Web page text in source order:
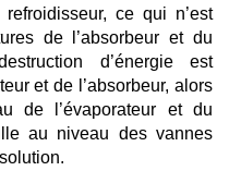
ce qui n’est
de l’absorbeur et du
d’énergie est
et de l’absorbeur, alors
de l’évaporateur et du
au niveau des vannes